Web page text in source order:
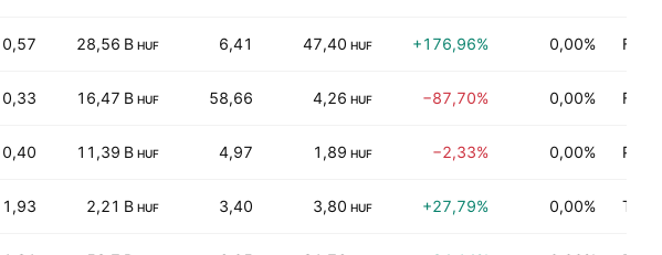
0,57 28,56 B HUF 6,41 47,40 HUF +176,96% 0,00%
0,33 16,47 B HUF 58,66 4,26 HUF −87,70% 0,00%
0,40 11,39 B HUF 4,97 1,89 HUF −2,33% 0,00%
1,93 2,21 B HUF 3,40 3,80 HUF +27,79% 0,00%